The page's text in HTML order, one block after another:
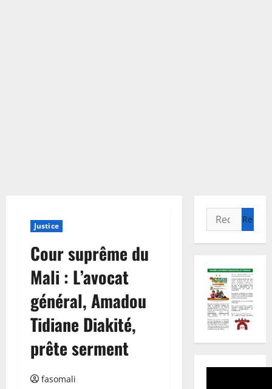
Justice
Cour suprême du
Mali : L’avocat
général, Amadou
Tidiane Diakité,
prête serment
fasomali
Rechercher :